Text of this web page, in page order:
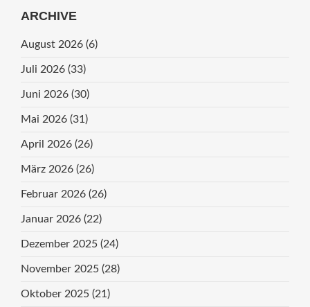
ARCHIVE
August 2026 (6)
Juli 2026 (33)
Juni 2026 (30)
Mai 2026 (31)
April 2026 (26)
März 2026 (26)
Februar 2026 (26)
Januar 2026 (22)
Dezember 2025 (24)
November 2025 (28)
Oktober 2025 (21)